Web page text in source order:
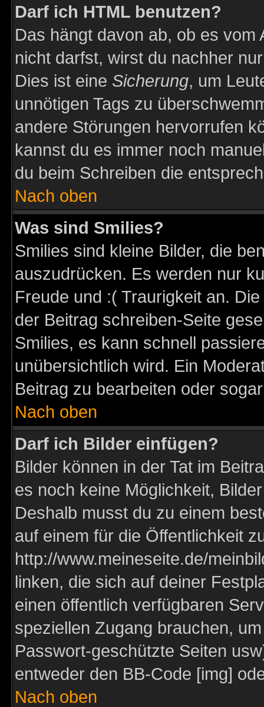
Darf ich HTML benutzen?
Das hängt davon ab, ob es
nicht darfst, wirst du nachher
Dies ist eine Sicherung, um
unnötigen Tags zu
andere Störungen hervorrufen
kannst du es immer noch
du beim Schreiben die
Nach oben
Was sind Smilies?
Smilies sind kleine Bilder, die
auszudrücken. Es werden nur
Freude und :( Traurigkeit an.
der Beitrag schreiben-Seite
Smilies, es kann schnell
unübersichtlich wird. Ein
Beitrag zu bearbeiten oder
Nach oben
Darf ich Bilder einfügen?
Bilder können in der Tat im
es noch keine Möglichkeit,
Deshalb musst du zu einem
auf einem für die Öffentlichkeit
http://www.meineseite.de/
linken, die sich auf deiner
einen öffentlich verfügbaren
speziellen Zugang brauchen,
Passwort-geschützte Seiten
entweder den BB-Code [img]
Nach oben